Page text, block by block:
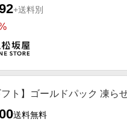
+送料別
フト】ゴールドパック 凍ら
送料無料